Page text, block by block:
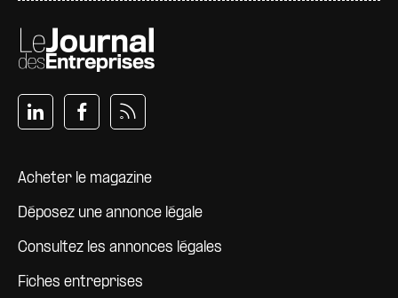
Pied de page
Acheter le magazine
Déposez une annonce légale
Consultez les annonces légales
Fiches entreprises